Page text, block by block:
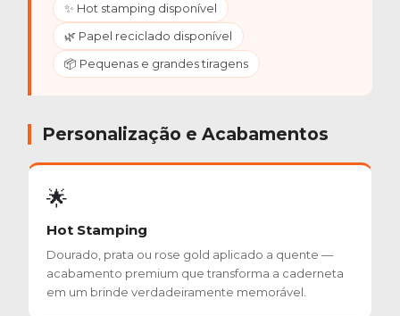
✨ Hot stamping disponível
🌿 Papel reciclado disponível
📦 Pequenas e grandes tiragens
Personalização e Acabamentos
🌟
Hot Stamping
Dourado, prata ou rose gold aplicado a quente —
acabamento premium que transforma a caderneta
em um brinde verdadeiramente memorável.